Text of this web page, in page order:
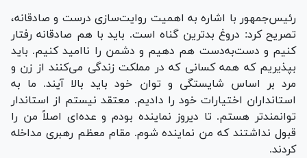
رئیس‌جمهور با اشاره به اهمیت روایت‌سازی درست و صادقانه،
تصریح کرد: دروغ بدترین گناه است. باید با هم صادقانه رفتار
کنیم و دست‌به‌دست هم دهیم و دشمن را ناامید کنیم. باید
بپذیریم که همه کسانی که در مملکت زندگی می‌کنند از زن و
مرد بر اساس شایستگی و توان خود باید بالا آیند. ما به
استانداران اختیارات خود را دادیم. معتقد نیستم از استاندار
توانمندتر هستم. تا دیروز نماینده بودم و عده‌ای اصلاً من را
قبول نداشتند که من نماینده شوم. مقام معظم رهبری مداخله
کردند.